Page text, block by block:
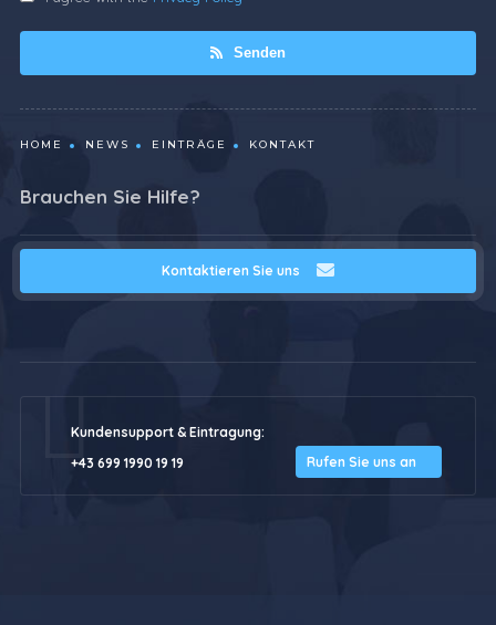
Senden
HOME NEWS EINTRÄGE KONTAKT
Brauchen Sie Hilfe?
Kontaktieren Sie uns
Kundensupport & Eintragung:
+43 699 1990 19 19
Rufen Sie uns an